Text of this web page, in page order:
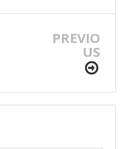
PREVIO
US